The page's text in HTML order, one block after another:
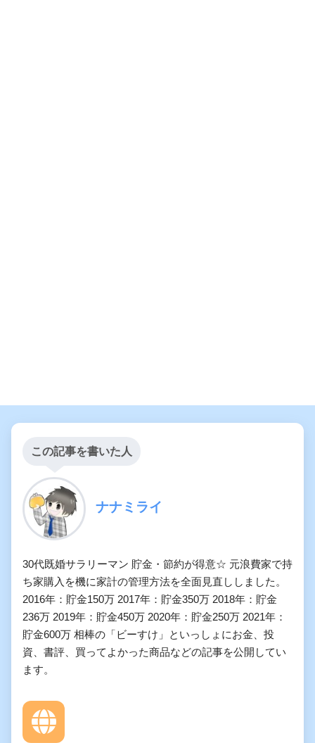
この記事を書いた人
ナナミライ
30代既婚サラリーマン 貯金・節約が得意☆ 元浪費家で持
ち家購入を機に家計の管理方法を全面見直ししました。
2016年：貯金150万 2017年：貯金350万 2018年：貯金
236万 2019年：貯金450万 2020年：貯金250万 2021年：
貯金600万 相棒の「ビーすけ」といっしょにお金、投
資、書評、買ってよかった商品などの記事を公開してい
ます。